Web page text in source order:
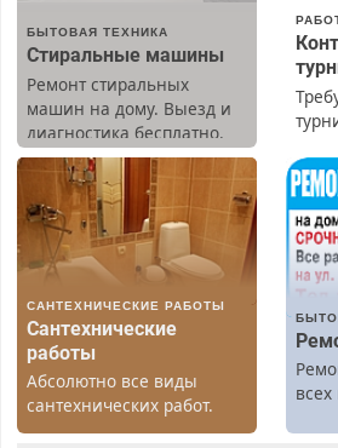
БЫТОВАЯ ТЕХНИКА
Стиральные машины
Ремонт стиральных
машин на дому. Выезд и
диагностика бесплатно.
Предусмотрены скидки.
З/п –
САНТЕХНИЧЕСКИЕ РАБОТЫ
Сантехнические
работы
Абсолютно все виды
сантехнических работ.
Быстро. Качественно.